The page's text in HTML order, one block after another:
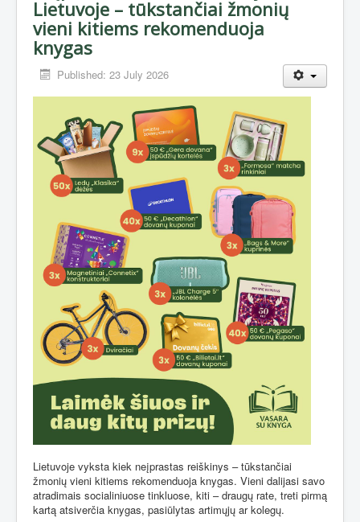
Lietuvoje – tūkstančiai žmonių
vieni kitiems rekomenduoja
knygas
Published: 23 July 2026
Lietuvoje vyksta kiek neįprastas reiškinys – tūkstančiai
žmonių vieni kitiems rekomenduoja knygas. Vieni dalijasi savo
atradimais socialiniuose tinkluose, kiti – draugų rate, treti pirmą
kartą atsiverčia knygas, pasiūlytas artimųjų ar kolegų.